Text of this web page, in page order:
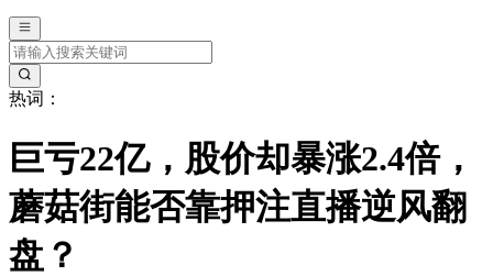
热词：
巨亏22亿，股价却暴涨2.4倍，
蘑菇街能否靠押注直播逆风翻
盘？